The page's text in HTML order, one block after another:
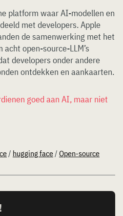
platform waar AI-modellen en
met developers. Apple
de samenwerking met het
open-source-LLM’s
developers onder andere
ontdekken en aankaarten.
goed aan AI, maar niet
/ hugging face/ Open-source